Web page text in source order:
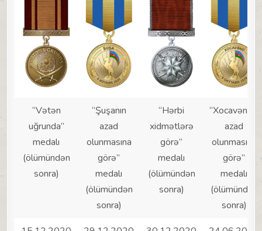
“Vətən
uğrunda”
medalı
(ölümündən
sonra)
“Şuşanın
azad
olunmasına
görə”
medalı
(ölümündən
sonra)
“Hərbi
xidmətlərə
görə”
medalı
(ölümündən
sonra)
“Xocavəndin
azad
olunmasına
görə”
medalı
(ölümündən
sonra)